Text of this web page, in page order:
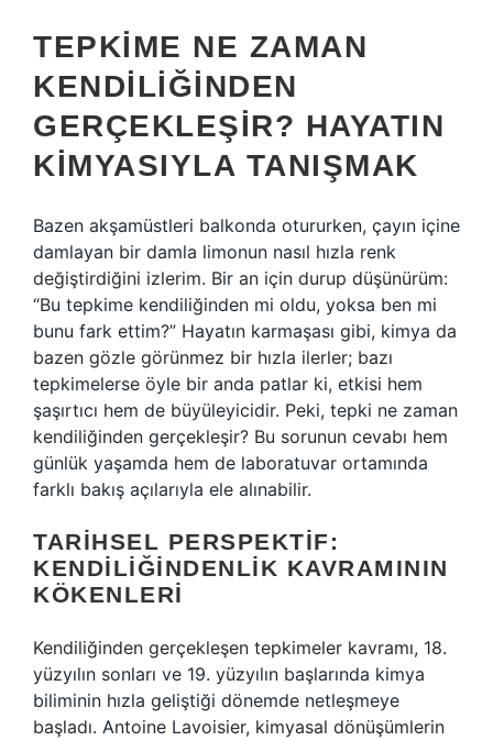
TEPKIME NE ZAMAN
KENDILIĞINDEN
GERÇEKLEŞIR? HAYATIN
KIMYASIYLA TANIŞMAK
Bazen akşamüstleri balkonda otururken, çayın içine
damlayan bir damla limonun nasıl hızla renk
değiştirdiğini izlerim. Bir an için durup düşünürüm:
“Bu tepkime kendiliğinden mi oldu, yoksa ben mi
bunu fark ettim?” Hayatın karmaşası gibi, kimya da
bazen gözle görünmez bir hızla ilerler; bazı
tepkimelerse öyle bir anda patlar ki, etkisi hem
şaşırtıcı hem de büyüleyicidir. Peki, tepki ne zaman
kendiliğinden gerçekleşir? Bu sorunun cevabı hem
günlük yaşamda hem de laboratuvar ortamında
farklı bakış açılarıyla ele alınabilir.
TARIHSEL PERSPEKTIF:
KENDILIĞINDENLIK KAVRAMININ
KÖKENLERI
Kendiliğinden gerçekleşen tepkimeler kavramı, 18.
yüzyılın sonları ve 19. yüzyılın başlarında kimya
biliminin hızla geliştiği dönemde netleşmeye
başladı. Antoine Lavoisier, kimyasal dönüşümlerin